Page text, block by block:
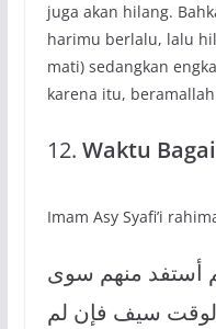
juga akan hilang.
harimu berlalu, lalu
mati) sedangkan
karena itu,
12. Waktu
Imam Asy Syafi’i
أستفد منهم سوى
سيف فإن لم